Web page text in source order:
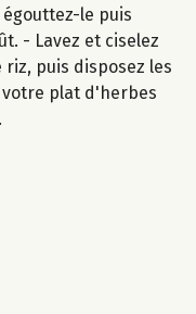
égouttez-le puis
- Lavez et ciselez
puis disposez les
votre plat d'herbes